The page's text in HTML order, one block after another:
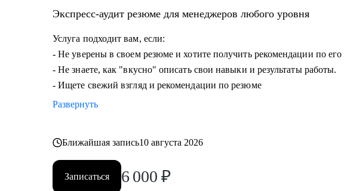
дальше расти.
Экспресс-аудит резюме для менеджеров любого уровня
Услуга подходит вам, если:
- Не уверены в своем резюме и хотите получить рекомендации по
- Не знаете, как "вкусно" описать свои навыки и результаты работы.
- Ищете свежий взгляд и рекомендации по резюме
Развернуть
Ближайшая запись10 августа 2026
Записаться 6 000 ₽